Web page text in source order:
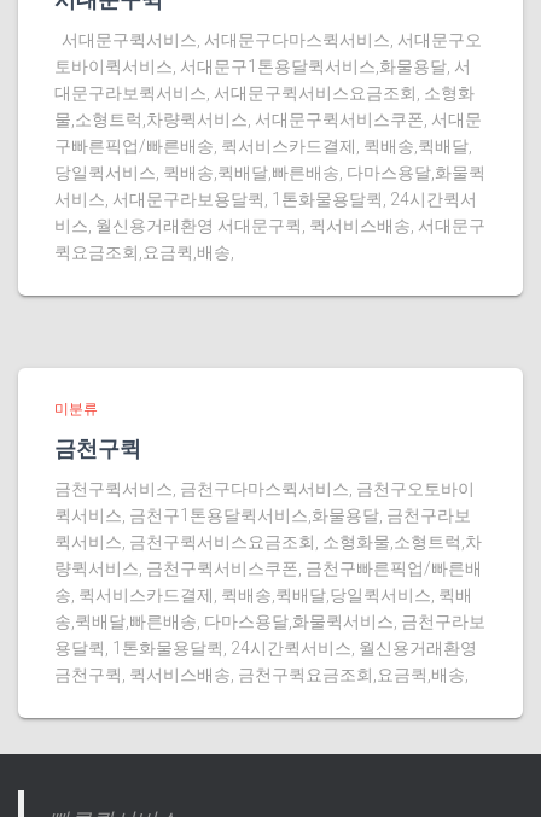
서대문구퀵서비스, 서대문구다마스퀵서비스, 서대문구오
토바이퀵서비스, 서대문구1톤용달퀵서비스,화물용달, 서
대문구라보퀵서비스, 서대문구퀵서비스요금조회, 소형화
물,소형트럭,차량퀵서비스, 서대문구퀵서비스쿠폰, 서대문
구빠른픽업/빠른배송, 퀵서비스카드결제, 퀵배송,퀵배달,
당일퀵서비스, 퀵배송,퀵배달,빠른배송, 다마스용달,화물퀵
서비스, 서대문구라보용달퀵, 1톤화물용달퀵, 24시간퀵서
비스, 월신용거래환영 서대문구퀵, 퀵서비스배송, 서대문구
퀵요금조회,요금퀵,배송,
미분류
금천구퀵
금천구퀵서비스, 금천구다마스퀵서비스, 금천구오토바이
퀵서비스, 금천구1톤용달퀵서비스,화물용달, 금천구라보
퀵서비스, 금천구퀵서비스요금조회, 소형화물,소형트럭,차
량퀵서비스, 금천구퀵서비스쿠폰, 금천구빠른픽업/빠른배
송, 퀵서비스카드결제, 퀵배송,퀵배달,당일퀵서비스, 퀵배
송,퀵배달,빠른배송, 다마스용달,화물퀵서비스, 금천구라보
용달퀵, 1톤화물용달퀵, 24시간퀵서비스, 월신용거래환영
금천구퀵, 퀵서비스배송, 금천구퀵요금조회,요금퀵,배송,